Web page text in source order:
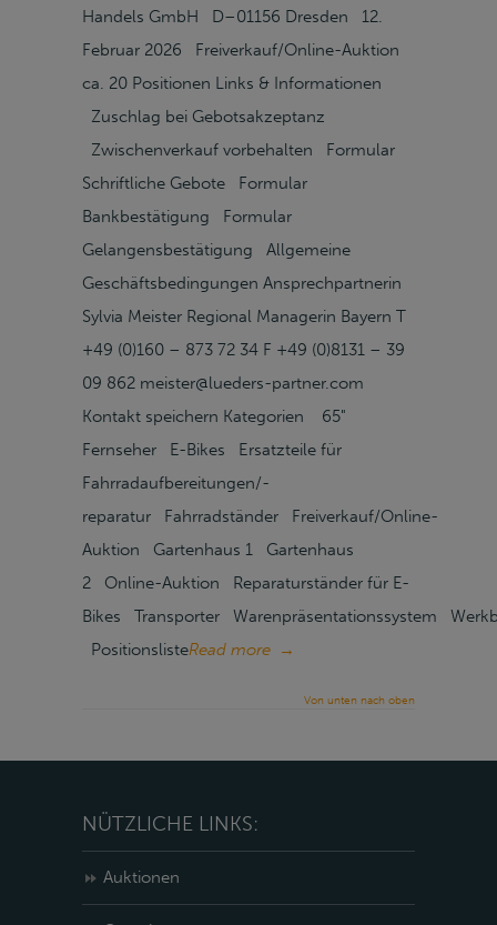
Handels GmbH D–01156 Dresden 12.
Februar 2026 Freiverkauf/Online-Auktion
ca. 20 Positionen Links & Informationen
Zuschlag bei Gebotsakzeptanz
Zwischenverkauf vorbehalten Formular
Schriftliche Gebote Formular
Bankbestätigung Formular
Gelangensbestätigung Allgemeine
Geschäftsbedingungen Ansprechpartnerin
Sylvia Meister Regional Managerin Bayern T
+49 (0)160 – 873 72 34 F +49 (0)8131 – 39
09 862 meister@lueders-partner.com
Kontakt speichern Kategorien 65"
Fernseher E-Bikes Ersatzteile für
Fahrradaufbereitungen/-
reparatur Fahrradständer Freiverkauf/Online-
Auktion Gartenhaus 1 Gartenhaus
2 Online-Auktion Reparaturständer für E-
Bikes Transporter Warenpräsentationssystem
PositionslisteRead more →
Von unten nach oben
NÜTZLICHE LINKS:
Auktionen